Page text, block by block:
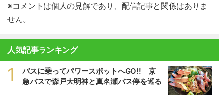
※コメントは個人の見解であり、配信記事と関係はありま
せん。
人気記事ランキング
1
バスに乗ってパワースポットへGO!! 京
急バスで森戸大明神と真名瀬バス停を巡る